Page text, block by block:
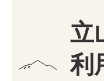
立
利